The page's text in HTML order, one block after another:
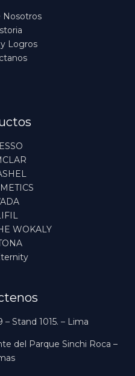
Nosotros
Logros
WOKALY
Stand 1015. – Lima
del Parque Sinchi Roca –